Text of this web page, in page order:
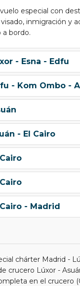
especial con
inmigración y
bordo.
- Esna - Edfu
- Kom Ombo -
- El Cairo
- Madrid
chárter Madrid -
crucero Lúxor -
en el crucero